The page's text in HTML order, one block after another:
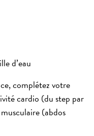
d’eau
complétez votre
cardio (du step par
(abdos